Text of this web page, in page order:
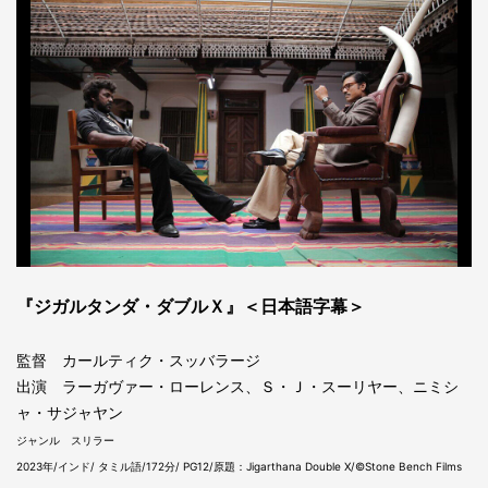
『ジガルタンダ・ダブルＸ』＜日本語字幕＞
監督 カールティク・スッバラージ
出演 ラーガヴァー・ローレンス、Ｓ・Ｊ・スーリヤー、ニミシ
ャ・サジャヤン
ジャンル スリラー
2023年/インド/ タミル語/172分/ PG12/原題：Jigarthana Double X/©Stone Bench Films